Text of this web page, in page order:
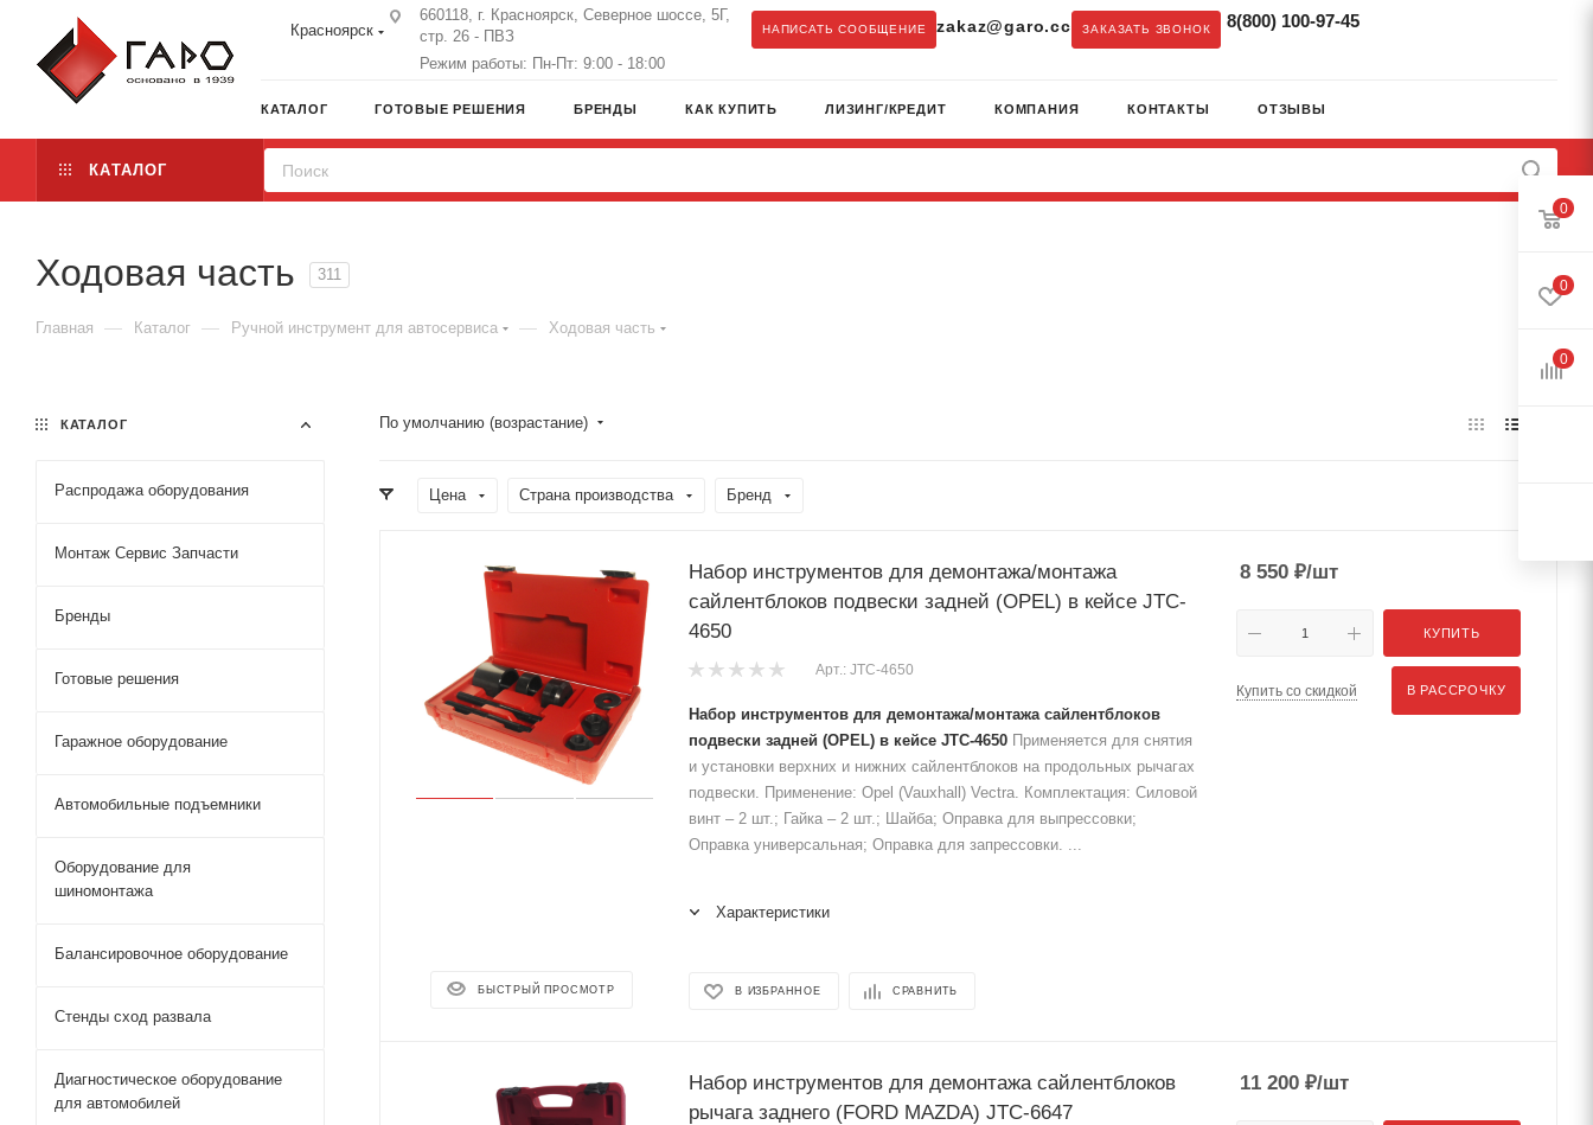
Красноярск
660118, г. Красноярск, Северное шоссе, 5Г,
стр. 26 - ПВЗ
Режим работы: Пн-Пт: 9:00 - 18:00
НАПИСАТЬ СООБЩЕНИЕ zakaz@garo.cc ЗАКАЗАТЬ ЗВОНОК 8(800) 100-97-45
КАТАЛОГ ГОТОВЫЕ РЕШЕНИЯ БРЕНДЫ КАК КУПИТЬ ЛИЗИНГ/КРЕДИТ КОМПАНИЯ КОНТАКТЫ ОТЗЫВЫ
КАТАЛОГ
Ходовая часть 311
Главная — Каталог — Ручной инструмент для автосервиса — Ходовая часть
По умолчанию (возрастание)
Цена Страна производства Бренд
БЫСТРЫЙ ПРОСМОТР
Набор инструментов для демонтажа/монтажа
сайлентблоков подвески задней (OPEL) в кейсе JTC-
4650
Арт.: JTC-4650
Набор инструментов для демонтажа/монтажа сайлентблоков
подвески задней (OPEL) в кейсе JTC-4650 Применяется для снятия
и установки верхних и нижних сайлентблоков на продольных рычагах
подвески. Применение: Opel (Vauxhall) Vectra. Комплектация: Силовой
винт – 2 шт.; Гайка – 2 шт.; Шайба; Оправка для выпрессовки;
Оправка универсальная; Оправка для запрессовки. ...
Характеристики
В ИЗБРАННОЕ СРАВНИТЬ
8 550 ₽/шт
КУПИТЬ
Купить со скидкой В РАССРОЧКУ
Набор инструментов для демонтажа сайлентблоков
рычага заднего (FORD MAZDA) JTC-6647
11 200 ₽/шт
КАТАЛОГ
Распродажа оборудования
Монтаж Сервис Запчасти
Бренды
Готовые решения
Гаражное оборудование
Автомобильные подъемники
Оборудование для
шиномонтажа
Балансировочное оборудование
Стенды сход развала
Диагностическое оборудование
для автомобилей
0
0
0